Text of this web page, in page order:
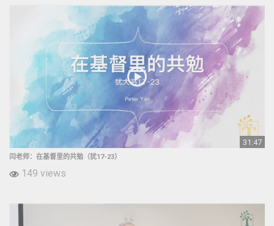
31:47
闫老师：在基督里的共勉（犹17-23）
149 views